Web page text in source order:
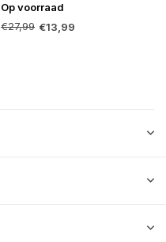
Op voorraad
€27,99 €13,99